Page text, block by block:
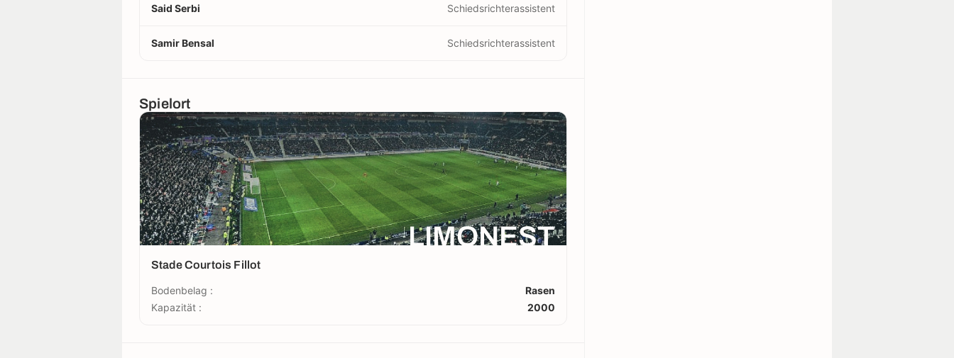
Said Serbi Schiedsrichterassistent
Samir Bensal Schiedsrichterassistent
Spielort
LIMONEST
Stade Courtois Fillot
Bodenbelag :
Rasen
Kapazität :
2000